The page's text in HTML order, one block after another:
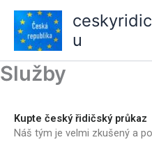
Skip
content
u
Služby
Kupte český řidičský průkaz
Náš tým je velmi zkušený a